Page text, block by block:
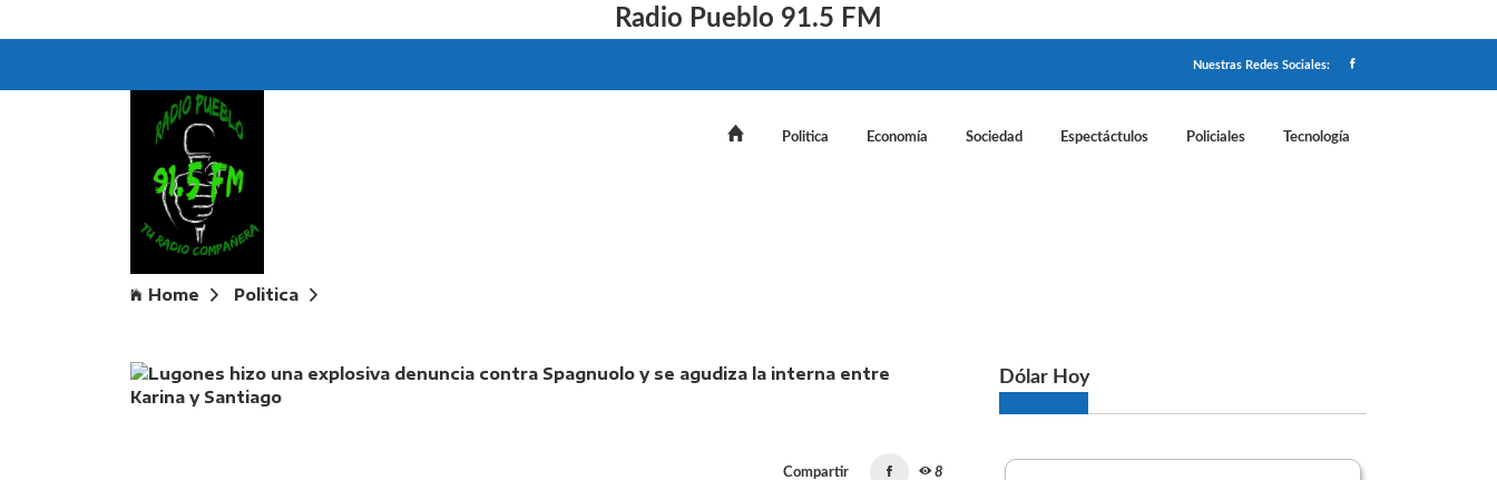
Radio Pueblo 91.5 FM
Nuestras Redes Sociales:
Politica Economía Sociedad Espectáctulos Policiales Tecnología
Home Politica
Compartir 8
Dólar Hoy